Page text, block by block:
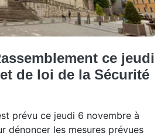
ce jeudi
de loi de la Sécurité
prévu ce jeudi 6 novembre à
dénoncer les mesures prévues